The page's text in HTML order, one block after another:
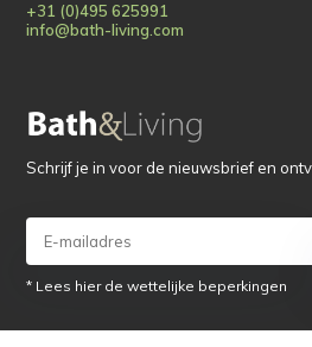
+31 (0)495 625991
info@bath-living.com
Schrijf je in voor de nieuwsbrief en
* Lees hier de wettelijke beperkingen